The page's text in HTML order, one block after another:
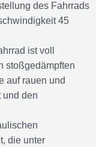
des Fahrrads
45
ist voll
stoßgedämpften
auf rauen und
und den
die unter